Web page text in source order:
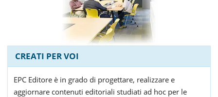
CREATI PER VOI
EPC Editore è in grado di progettare, realizzare e
aggiornare contenuti editoriali studiati ad hoc per le